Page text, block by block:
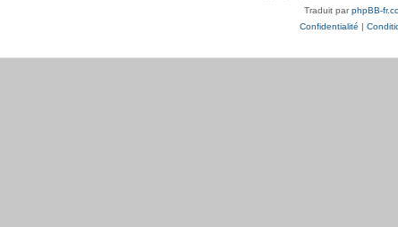
Traduit parphpBB-
Confidentialité |